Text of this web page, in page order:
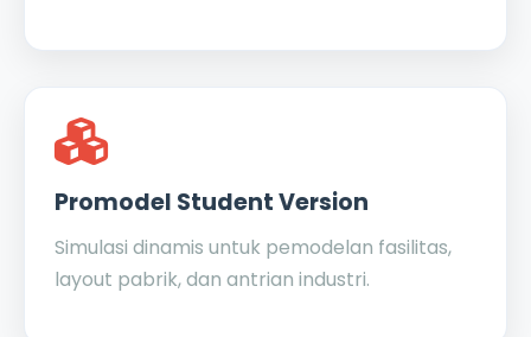
Promodel Student Version
Simulasi dinamis untuk pemodelan fasilitas,
layout pabrik, dan antrian industri.